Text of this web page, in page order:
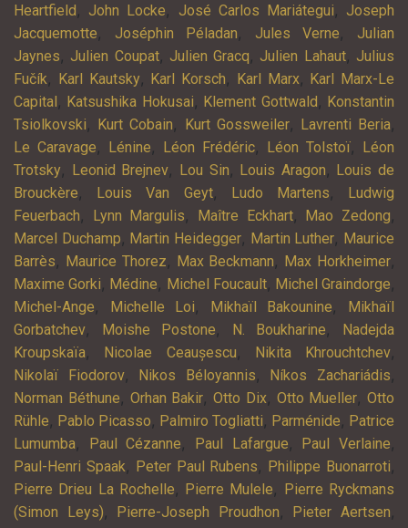
Heartfield , John Locke, José Carlos Mariátegui, Joseph
Jacquemotte, Joséphin Péladan, Jules Verne, Julian
Jaynes, Julien Coupat, Julien Gracq, Julien Lahaut, Julius
Fučík, Karl Kautsky, Karl Korsch, Karl Marx, Karl Marx-Le
Capital , Katsushika Hokusai, Klement Gottwald , Konstantin
Tsiolkovski, Kurt Cobain, Kurt Gossweiler, Lavrenti Beria,
Le Caravage, Lénine, Léon Frédéric, Léon Tolstoï,
Léon
Trotsky, Leonid Brejnev, Lou Sin, Louis Aragon, Louis de
Brouckère, Louis Van Geyt, Ludo Martens,
Ludwig
Feuerbach, Lynn Margulis, Maître Eckhart, Mao Zedong,
Marcel Duchamp, Martin Heidegger, Martin Luther, Maurice
Barrès, Maurice Thorez, Max Beckmann, Max Horkheimer,
Maxime Gorki, Médine, Michel Foucault, Michel Graindorge,
Michel-Ange, Michelle Loi, Mikhaïl Bakounine,
Mikhaïl
Gorbatchev, Moishe Postone, N. Boukharine,
Nadejda
Kroupskaïa, Nicolae Ceaușescu, Nikita Khrouchtchev,
Nikolaï Fiodorov, Nikos Béloyannis, Níkos Zachariádis,
Norman Béthune, Orhan Bakir, Otto Dix, Otto Mueller, Otto
Rühle, Pablo Picasso, Palmiro Togliatti, Parménide, Patrice
Lumumba, Paul Cézanne, Paul Lafargue, Paul Verlaine,
Paul-Henri Spaak, Peter Paul Rubens, Philippe Buonarroti,
Pierre Drieu La Rochelle, Pierre Mulele,
Pierre Ryckmans
(Simon Leys), Pierre-Joseph Proudhon, Pieter Aertsen,